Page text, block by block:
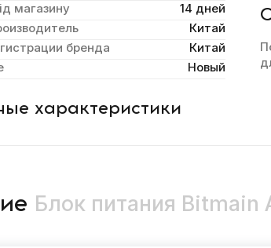
магазину
14 дней
Китай
бренда
Китай
Новый
характеристики
Блок питания Bitmain